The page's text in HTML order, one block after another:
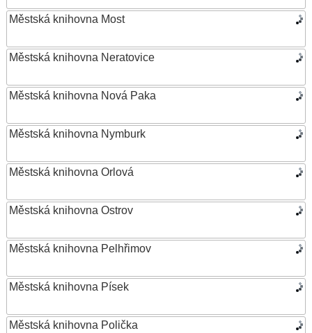
Městská knihovna Most
Městská knihovna Neratovice
Městská knihovna Nová Paka
Městská knihovna Nymburk
Městská knihovna Orlová
Městská knihovna Ostrov
Městská knihovna Pelhřimov
Městská knihovna Písek
Městská knihovna Polička